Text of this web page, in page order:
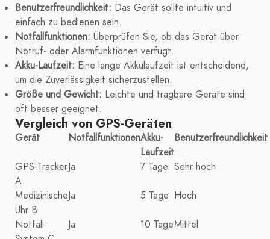
Benutzerfreundlichkeit: Das Gerät sollte intuitiv und
einfach zu bedienen sein.
Notfallfunktionen: Überprüfen Sie, ob das Gerät über
Notruf- oder Alarmfunktionen verfügt.
Akku-Laufzeit: Eine lange Akkulaufzeit ist entscheidend,
um die Zuverlässigkeit sicherzustellen.
Größe und Gewicht: Leichte und tragbare Geräte sind
oft besser geeignet.
Vergleich von GPS-Geräten
Gerät NotfallfunktionenAkku-
Laufzeit
Benutzerfreundlichkeit
GPS-Tracker
A
Ja 7 Tage Sehr hoch
Medizinische
Uhr B
Ja 5 Tage Hoch
Notfall-
Ja 10 TageMittel